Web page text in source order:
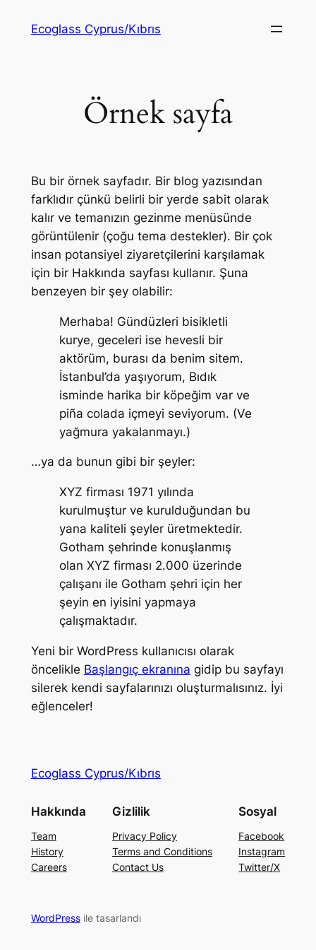
Ecoglass Cyprus/Kıbrıs
Örnek sayfa
Bu bir örnek sayfadır. Bir blog yazısından
farklıdır çünkü belirli bir yerde sabit olarak
kalır ve temanızın gezinme menüsünde
görüntülenir (çoğu tema destekler). Bir çok
insan potansiyel ziyaretçilerini karşılamak
için bir Hakkında sayfası kullanır. Şuna
benzeyen bir şey olabilir:
Merhaba! Gündüzleri bisikletli
kurye, geceleri ise hevesli bir
aktörüm, burası da benim sitem.
İstanbul’da yaşıyorum, Bıdık
isminde harika bir köpeğim var ve
piña colada içmeyi seviyorum. (Ve
yağmura yakalanmayı.)
…ya da bunun gibi bir şeyler:
XYZ firması 1971 yılında
kurulmuştur ve kurulduğundan bu
yana kaliteli şeyler üretmektedir.
Gotham şehrinde konuşlanmış
olan XYZ firması 2.000 üzerinde
çalışanı ile Gotham şehri için her
şeyin en iyisini yapmaya
çalışmaktadır.
Yeni bir WordPress kullanıcısı olarak
öncelikle Başlangıç ekranına gidip bu sayfayı
silerek kendi sayfalarınızı oluşturmalısınız. İyi
eğlenceler!
Ecoglass Cyprus/Kıbrıs
Hakkında
Team
History
Careers
Gizlilik
Privacy Policy
Terms and Conditions
Contact Us
Sosyal
Facebook
Instagram
Twitter/X
WordPressile tasarlandı